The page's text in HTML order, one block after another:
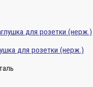
для розетки (нерж.)